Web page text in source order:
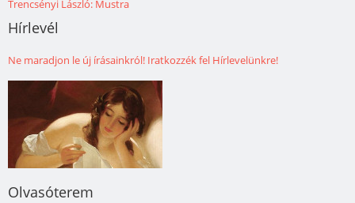
Trencsényi László: Mustra
Hírlevél
Ne maradjon le új írásainkról! Iratkozzék fel Hírlevelünkre!
Olvasóterem